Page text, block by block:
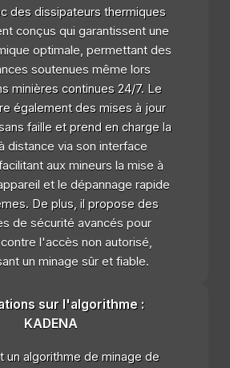
des dissipateurs thermiques
conçus qui garantissent une
optimale, permettant des
soutenues même lors
minières continues 24/7. Le
également des mises à jour
faille et prend en charge la
distance via son interface
aux mineurs la mise à
et le dépannage rapide
De plus, il propose des
de sécurité avancés pour
l'accès non autorisé,
un minage sûr et fiable.
sur l'algorithme :
KADENA
un algorithme de minage de